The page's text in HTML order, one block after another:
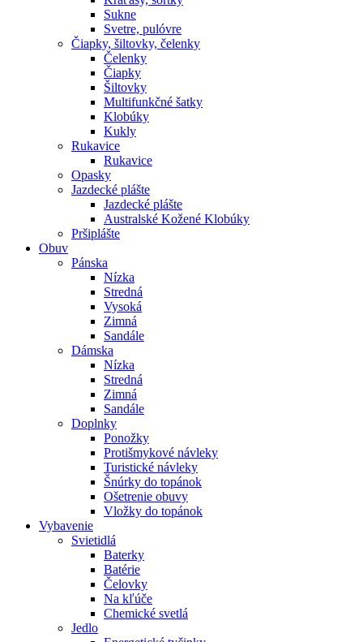
Sukne
Svetre, pulóvre
Čiapky, šiltovky, čelenky
Čelenky
Čiapky
Šiltovky
Multifunkčné šatky
Klobúky
Kukly
Rukavice
Rukavice
Opasky
Jazdecké plášte
Jazdecké plášte
Australské Kožené Klobúky
Pršiplášte
Obuv
Pánska
Nízka
Stredná
Vysoká
Zimná
Sandále
Dámska
Nízka
Stredná
Zimná
Sandále
Doplnky
Ponožky
Protišmykové návleky
Turistické návleky
Šnúrky do topánok
Ošetrenie obuvy
Vložky do topánok
Vybavenie
Svietidlá
Baterky
Batérie
Čelovky
Na kľúče
Chemické svetlá
Jedlo